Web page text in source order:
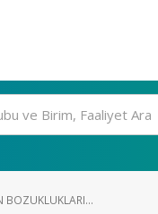
BOZUKLUKLARI...